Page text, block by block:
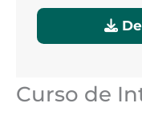
Curso de